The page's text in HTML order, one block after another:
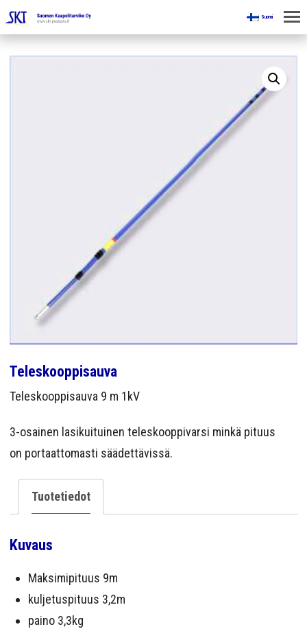
Suomi
KOTI
KAAPELINKÄSITTELYLAITTEET
JÄNNITETYÖLINJAVARUSTEET
KAIVOSTEOLLISUUDEN LAITTEET
ESITTEET
YRITYS
YHTEYS
Teleskooppisauva
Teleskooppisauva 9 m 1kV
3-osainen lasikuituinen teleskooppivarsi minkä pituus
on portaattomasti säädettävissä.
Tuotetiedot
Kuvaus
Maksimipituus 9m
kuljetuspituus 3,2m
paino 3,3kg